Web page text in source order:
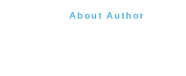
About Author